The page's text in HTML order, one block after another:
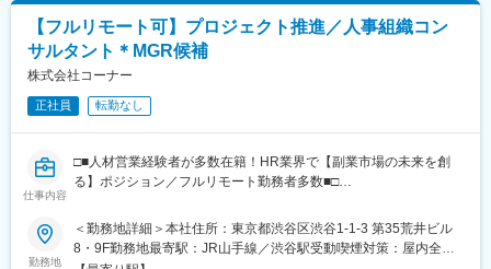
■記事コンテンツの企画・取材・執筆
◯深掘りインタビュー取材
└ 地方企業の経営者・幹部への取材。経営戦略・財務・組織・マ
ーケティング等の切り口での企業解剖記事の執筆。著名経営者・
専門家との対談・講演の記事化。
■動画コンテンツのプロデュース
◯企画から配信までの一貫したディレクション
└ 動画企画の構成・台本設計（対談、ドキュメンタリー、解説
集チームとの連携、クオリティ管理。企画から配信までのスケジ
ュール・予算管理。
【フルリモート可】プロジェクト推進／人事組織コン
サルタント＊MGR候補
株式会社コーナー
正社員 転勤なし
仕事内容
□■人材営業経験者が多数在籍！HR業界で【副業市場の未来を創
る】ポジション／フルリモート勤務者多数■□
「1人が、複数の会社で本気で働ける社会をつくる。」という想い
を形にすべく、2016年に創業。
企業の採用/制度設計/組織開発/労務等の組織課題に対して、
勤務地
＜勤務地詳細＞本社住所：東京都渋谷区渋谷1-1-3 第35荒井ビル
8・9F勤務地最寄駅：JR山手線／渋谷駅受動喫煙対策：屋内全面